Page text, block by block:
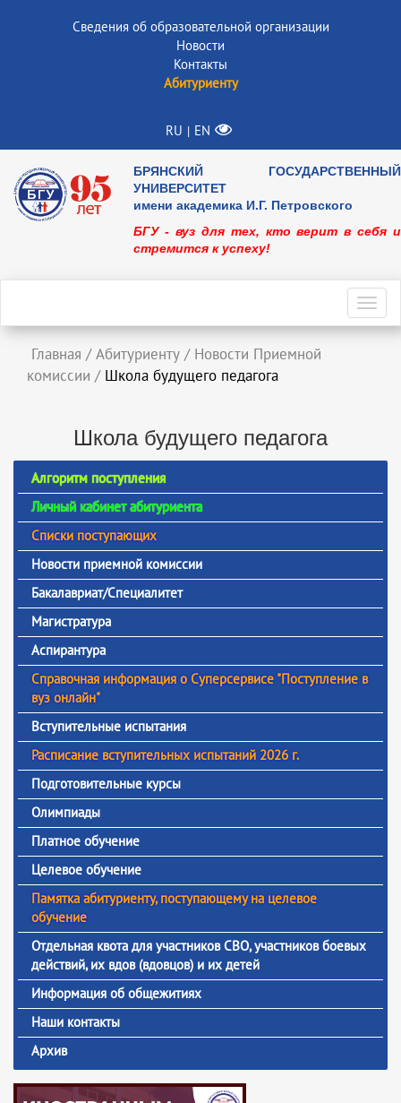
Сведения об образовательной организации
Новости
Контакты
Абитуриенту
RU | EN
БРЯНСКИЙ ГОСУДАРСТВЕННЫЙ
УНИВЕРСИТЕТ
имени академика И.Г. Петровского
БГУ - вуз для тех, кто верит в себя и
стремится к успеху!
Главная / Абитуриенту / Новости Приемной
комиссии / Школа будущего педагога
Школа будущего педагога
Алгоритм поступления
Личный кабинет абитуриента
Списки поступающих
Новости приемной комиссии
Бакалавриат/Специалитет
Магистратура
Аспирантура
Справочная информация о Суперсервисе "Поступление в
вуз онлайн"
Вступительные испытания
Расписание вступительных испытаний 2026 г.
Подготовительные курсы
Олимпиады
Платное обучение
Целевое обучение
Памятка абитуриенту, поступающему на целевое
обучение
Отдельная квота для участников СВО, участников боевых
действий, их вдов (вдовцов) и их детей
Информация об общежитиях
Наши контакты
Архив